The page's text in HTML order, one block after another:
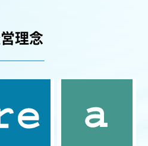
理念